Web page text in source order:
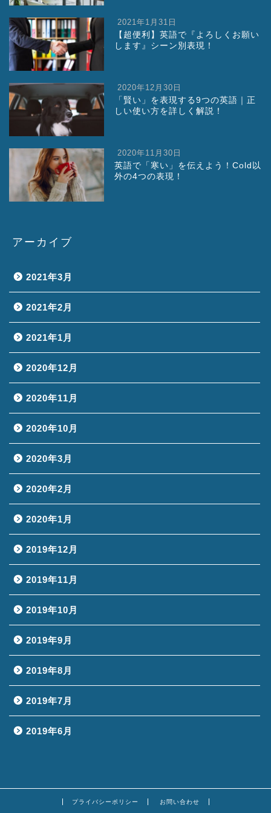
2021年1月31日
【超便利】英語で『よろしくお願い
します』シーン別表現！
2020年12月30日
「賢い」を表現する9つの英語｜正
しい使い方を詳しく解説！
2020年11月30日
英語で「寒い」を伝えよう！Cold以
外の4つの表現！
アーカイブ
2021年3月
2021年2月
2021年1月
2020年12月
2020年11月
2020年10月
2020年3月
2020年2月
2020年1月
2019年12月
2019年11月
2019年10月
2019年9月
2019年8月
2019年7月
2019年6月
プライバシーポリシー お問い合わせ